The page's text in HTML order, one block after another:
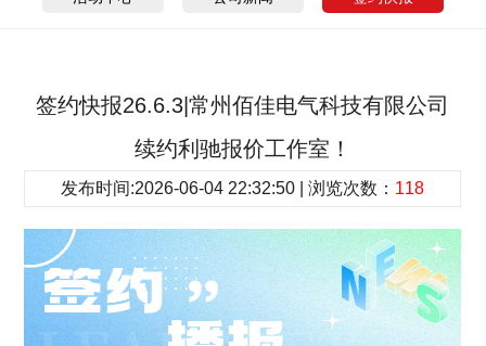
签约快报26.6.3|常州佰佳电气科技有限公司
续约利驰报价工作室！
发布时间:2026-06-04 22:32:50 | 浏览次数： 118